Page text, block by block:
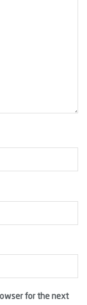
for the next